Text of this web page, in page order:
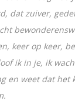
dat zuiver,
keer op keer,
ik in je, ik
en weet dat het